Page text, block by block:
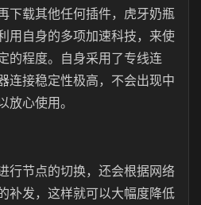
下载其他任何插件，虎牙奶瓶
用自身的多项加速科技，来使
的程度。自身采用了专线连
连接稳定性极高，不会出现中
放心使用。
行节点的切换，还会根据网络
补发，这样就可以大幅度降低